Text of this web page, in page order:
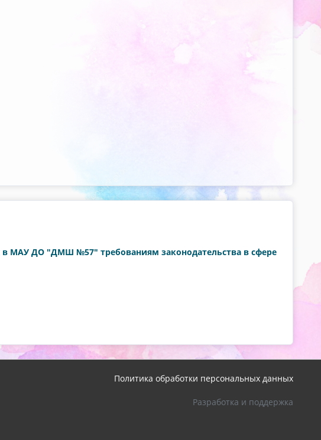
в МАУ ДО "ДМШ №57" требованиям законодательства в сфере
Политика обработки персональных данных
Разработка и поддержка